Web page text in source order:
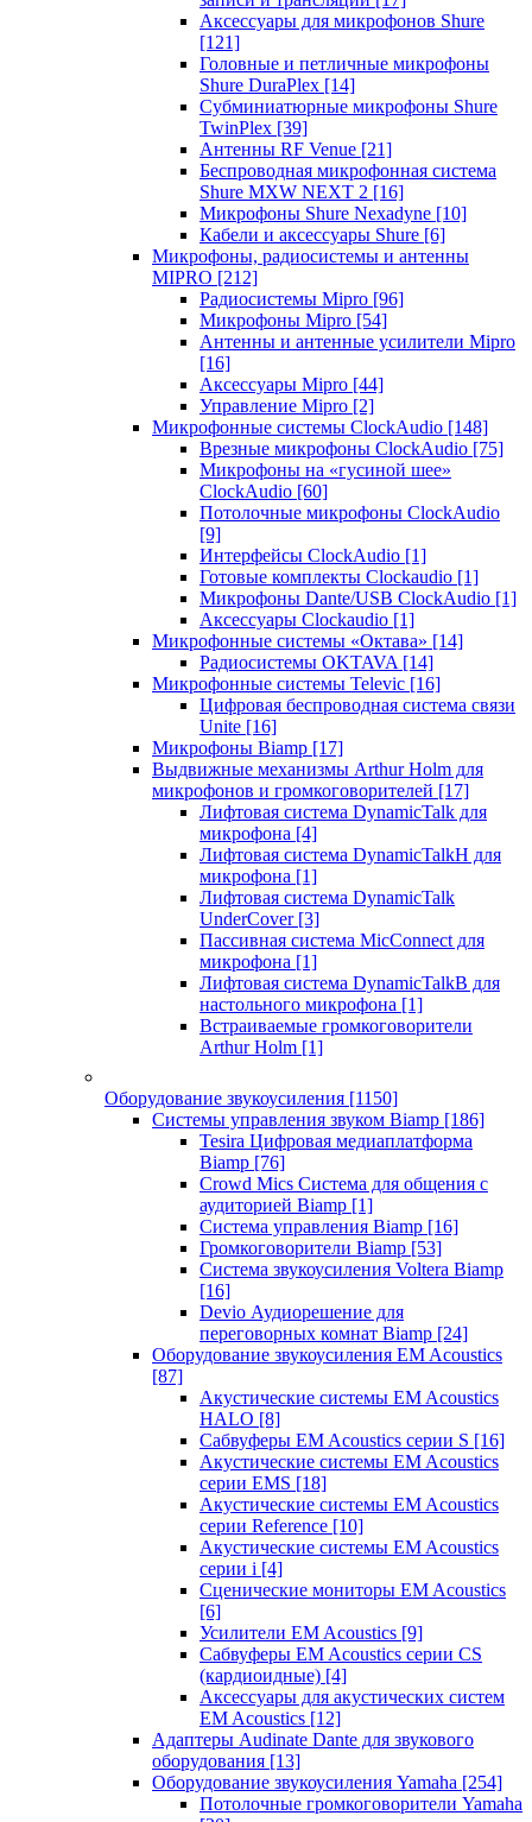
Аксессуары для микрофонов Shure
[121]
Головные и петличные микрофоны
Shure DuraPlex [14]
Субминиатюрные микрофоны Shure
TwinPlex [39]
Антенны RF Venue [21]
Беспроводная микрофонная система
Shure MXW NEXT 2 [16]
Микрофоны Shure Nexadyne [10]
Кабели и аксессуары Shure [6]
Микрофоны, радиосистемы и антенны
MIPRO [212]
Радиосистемы Mipro [96]
Микрофоны Mipro [54]
Антенны и антенные усилители Mipro
[16]
Аксессуары Mipro [44]
Управление Mipro [2]
Микрофонные системы ClockAudio [148]
Врезные микрофоны ClockAudio [75]
Микрофоны на «гусиной шее»
ClockAudio [60]
Потолочные микрофоны ClockAudio
[9]
Интерфейсы ClockAudio [1]
Готовые комплекты Clockaudio [1]
Микрофоны Dante/USB ClockAudio [1]
Аксессуары Clockaudio [1]
Микрофонные системы «Октава» [14]
Радиосистемы OKTAVA [14]
Микрофонные системы Televic [16]
Цифровая беспроводная система связи
Unite [16]
Микрофоны Biamp [17]
Выдвижные механизмы Arthur Holm для
микрофонов и громкоговорителей [17]
Лифтовая система DynamicTalk для
микрофона [4]
Лифтовая система DynamicTalkH для
микрофона [1]
Лифтовая система DynamicTalk
UnderCover [3]
Пассивная система MicConnect для
микрофона [1]
Лифтовая система DynamicTalkB для
настольного микрофона [1]
Встраиваемые громкоговорители
Arthur Holm [1]
Оборудование звукоусиления [1150]
Системы управления звуком Biamp [186]
Tesira Цифровая медиаплатформа
Biamp [76]
Crowd Mics Система для общения с
аудиторией Biamp [1]
Система управления Biamp [16]
Громкоговорители Biamp [53]
Система звукоусиления Voltera Biamp
[16]
Devio Аудиорешение для
переговорных комнат Biamp [24]
Оборудование звукоусиления EM Acoustics
[87]
Акустические системы EM Acoustics
HALO [8]
Сабвуферы EM Acoustics серии S [16]
Акустические системы EM Acoustics
серии EMS [18]
Акустические системы EM Acoustics
серии Reference [10]
Акустические системы EM Acoustics
серии i [4]
Сценические мониторы EM Acoustics
[6]
Усилители EM Acoustics [9]
Сабвуферы EM Acoustics серии CS
(кардиоидные) [4]
Аксессуары для акустических систем
EM Acoustics [12]
Адаптеры Audinate Dante для звукового
оборудования [13]
Оборудование звукоусиления Yamaha [254]
Потолочные громкоговорители Yamaha